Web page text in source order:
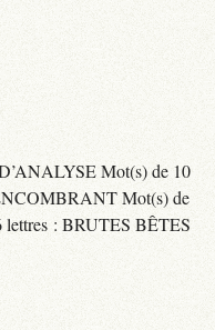
Mot(s) de 10
Mot(s) de
: BRUTES BÊTES